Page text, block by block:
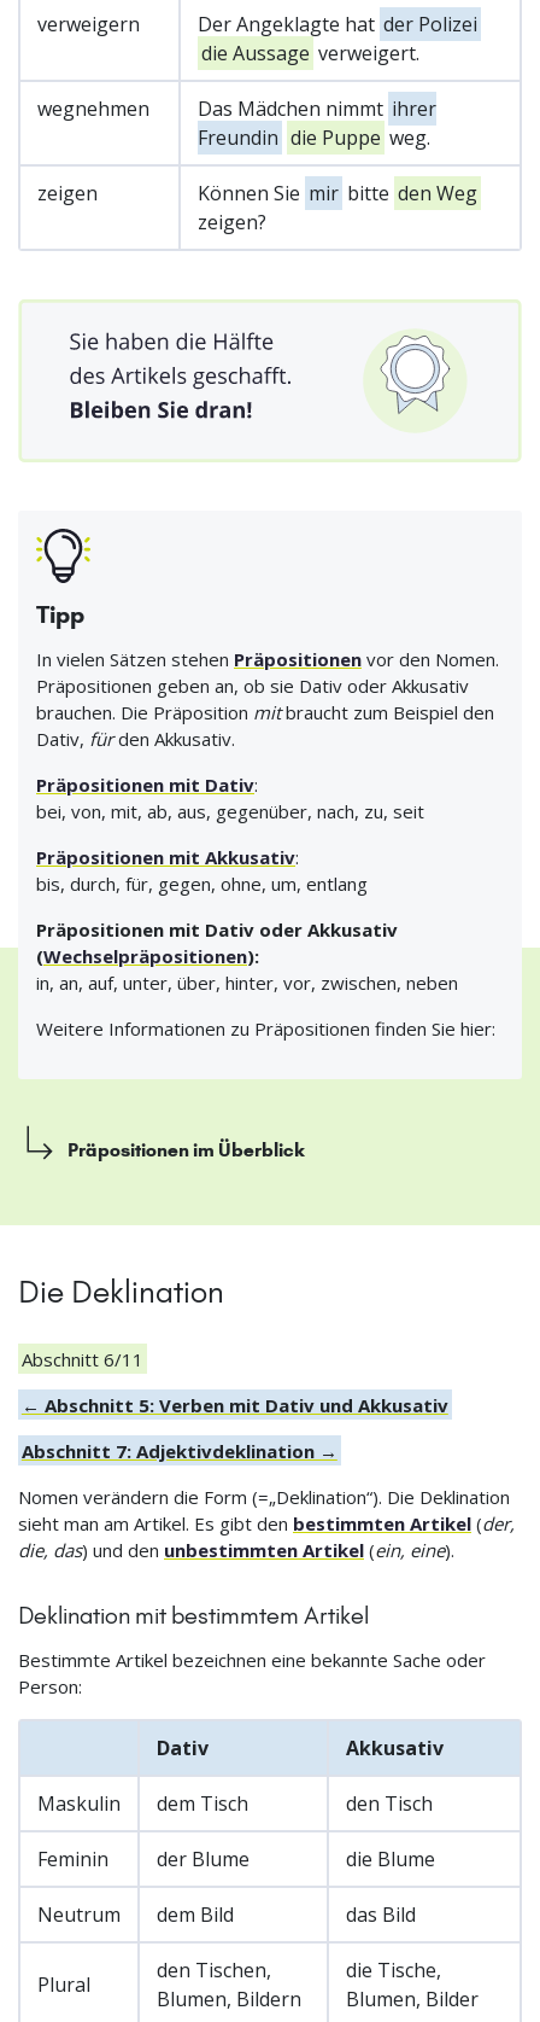
verweigern Der Angeklagte hat der Polizei
die Aussage verweigert.
wegnehmen Das Mädchen nimmt ihrer
Freundin die Puppe weg.
zeigen Können Sie mir bitte den Weg
zeigen?
Tipp
In vielen Sätzen stehen Präpositionen vor den Nomen.
Präpositionen geben an, ob sie Dativ oder Akkusativ
brauchen. Die Präposition mitbraucht zum Beispiel den
Dativ, fürden Akkusativ.
Präpositionen mit Dativ:
bei, von, mit, ab, aus, gegenüber, nach, zu, seit
Präpositionen mit Akkusativ:
bis, durch, für, gegen, ohne, um, entlang
Präpositionen mit Dativ oder Akkusativ
(Wechselpräpositionen):
in, an, auf, unter, über, hinter, vor, zwischen, neben
Weitere Informationen zu Präpositionen finden Sie hier:
Präpositionen im Überblick
Die Deklination
Abschnitt 6/11
← Abschnitt 5: Verben mit Dativ und Akkusativ
Abschnitt 7: Adjektivdeklination →
Nomen verändern die Form (=„Deklination“). Die Deklination
sieht man am Artikel. Es gibt den bestimmten Artikel (der,
die, das) und den unbestimmten Artikel (ein, eine).
Deklination mit bestimmtem Artikel
Bestimmte Artikel bezeichnen eine bekannte Sache oder
Person:
Dativ Akkusativ
Maskulin dem Tisch den Tisch
Feminin der Blume die Blume
Neutrum dem Bild das Bild
Plural
den Tischen,
Blumen, Bildern
die Tische,
Blumen, Bilder